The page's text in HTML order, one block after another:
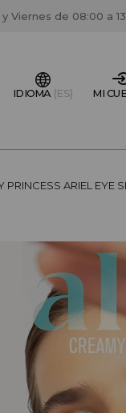
y
CREAR CUENTA
Viernes de 08:00 a
MI
IDIOMA (ES)
PRINCESS ARIEL